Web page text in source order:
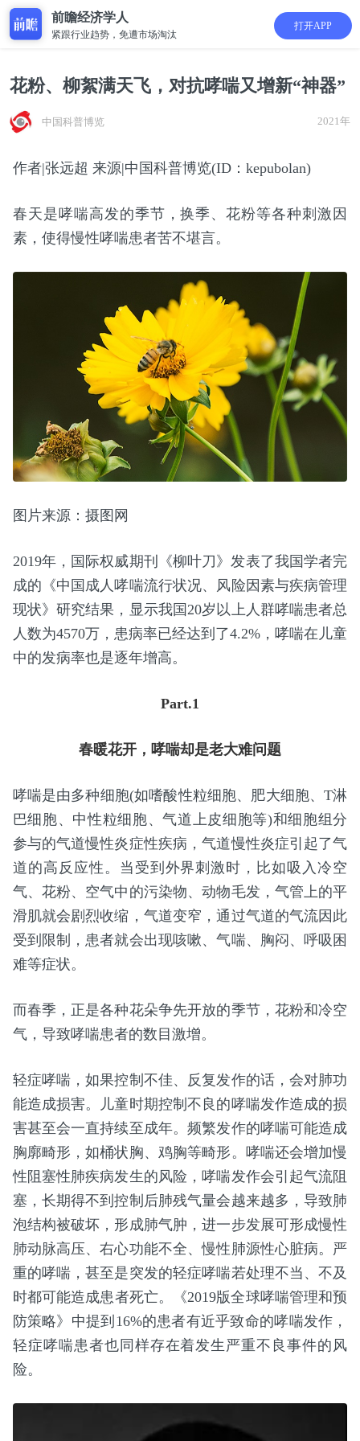
前瞻经济学人
紧跟行业趋势，免遭市场淘汰
打开APP
花粉、柳絮满天飞，对抗哮喘又增新“神器”
中国科普博览 2021年
作者|张远超 来源|中国科普博览(ID：kepubolan)
春天是哮喘高发的季节，换季、花粉等各种刺激因
素，使得慢性哮喘患者苦不堪言。
图片来源：摄图网
2019年，国际权威期刊《柳叶刀》发表了我国学者完
成的《中国成人哮喘流行状况、风险因素与疾病管理
现状》研究结果，显示我国20岁以上人群哮喘患者总
人数为4570万，患病率已经达到了4.2%，哮喘在儿童
中的发病率也是逐年增高。
Part.1
春暖花开，哮喘却是老大难问题
哮喘是由多种细胞(如嗜酸性粒细胞、肥大细胞、T淋
巴细胞、中性粒细胞、气道上皮细胞等)和细胞组分
参与的气道慢性炎症性疾病，气道慢性炎症引起了气
道的高反应性。当受到外界刺激时，比如吸入冷空
气、花粉、空气中的污染物、动物毛发，气管上的平
滑肌就会剧烈收缩，气道变窄，通过气道的气流因此
受到限制，患者就会出现咳嗽、气喘、胸闷、呼吸困
难等症状。
而春季，正是各种花朵争先开放的季节，花粉和冷空
气，导致哮喘患者的数目激增。
轻症哮喘，如果控制不佳、反复发作的话，会对肺功
能造成损害。儿童时期控制不良的哮喘发作造成的损
害甚至会一直持续至成年。频繁发作的哮喘可能造成
胸廓畸形，如桶状胸、鸡胸等畸形。哮喘还会增加慢
性阻塞性肺疾病发生的风险，哮喘发作会引起气流阻
塞，长期得不到控制后肺残气量会越来越多，导致肺
泡结构被破坏，形成肺气肿，进一步发展可形成慢性
肺动脉高压、右心功能不全、慢性肺源性心脏病。严
重的哮喘，甚至是突发的轻症哮喘若处理不当、不及
时都可能造成患者死亡。《2019版全球哮喘管理和预
防策略》中提到16%的患者有近乎致命的哮喘发作，
轻症哮喘患者也同样存在着发生严重不良事件的风
险。